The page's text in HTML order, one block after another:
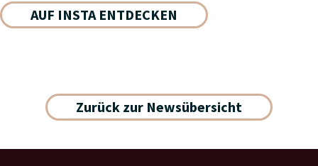
AUF INSTA ENTDECKEN
Zurück zur Newsübersicht